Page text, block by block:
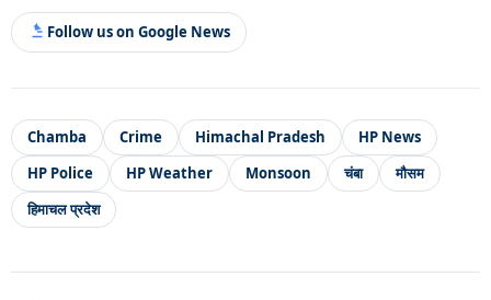
Follow us on Google News
Chamba Crime Himachal Pradesh
HP News
HP Police
HP Weather Monsoon चंबा
मौसम
हिमाचल प्रदेश